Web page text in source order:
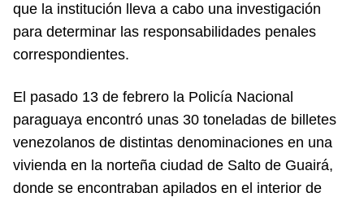
que la institución lleva a cabo una investigación
para determinar las responsabilidades penales
correspondientes.
El pasado 13 de febrero la Policía Nacional
paraguaya encontró unas 30 toneladas de billetes
venezolanos de distintas denominaciones en una
vivienda en la norteña ciudad de Salto de Guairá,
donde se encontraban apilados en el interior de